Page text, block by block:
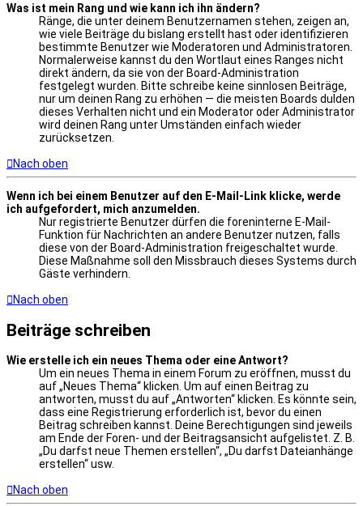
Was ist mein Rang und wie kann ich ihn ändern?
Ränge, die unter deinem Benutzernamen stehen, zeigen an,
wie viele Beiträge du bislang erstellt hast oder identifizieren
bestimmte Benutzer wie Moderatoren und Administratoren.
Normalerweise kannst du den Wortlaut eines Ranges nicht
direkt ändern, da sie von der Board-Administration
festgelegt wurden. Bitte schreibe keine sinnlosen Beiträge,
nur um deinen Rang zu erhöhen — die meisten Boards dulden
dieses Verhalten nicht und ein Moderator oder Administrator
wird deinen Rang unter Umständen einfach wieder
zurücksetzen.
Nach oben
Wenn ich bei einem Benutzer auf den E-Mail-Link klicke, werde
ich aufgefordert, mich anzumelden.
Nur registrierte Benutzer dürfen die foreninterne E-Mail-
Funktion für Nachrichten an andere Benutzer nutzen, falls
diese von der Board-Administration freigeschaltet wurde.
Diese Maßnahme soll den Missbrauch dieses Systems durch
Gäste verhindern.
Nach oben
Beiträge schreiben
Wie erstelle ich ein neues Thema oder eine Antwort?
Um ein neues Thema in einem Forum zu eröffnen, musst du
auf „Neues Thema“ klicken. Um auf einen Beitrag zu
antworten, musst du auf „Antworten“ klicken. Es könnte sein,
dass eine Registrierung erforderlich ist, bevor du einen
Beitrag schreiben kannst. Deine Berechtigungen sind jeweils
am Ende der Foren- und der Beitragsansicht aufgelistet. Z. B.
„Du darfst neue Themen erstellen“, „Du darfst Dateianhänge
erstellen“ usw.
Nach oben